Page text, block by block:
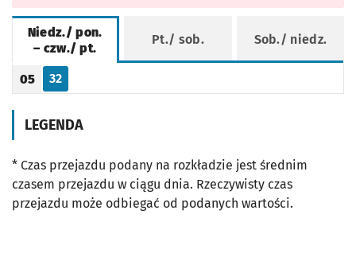
Niedz./ pon.
– czw./ pt.
Pt./ sob. Sob./ niedz.
Rozkład jazdy -
Godzina odjazdu
05
Odjazd
32
minut po godzinie 05
LEGENDA
* Czas przejazdu podany na rozkładzie jest średnim
czasem przejazdu w ciągu dnia. Rzeczywisty czas
przejazdu może odbiegać od podanych wartości.